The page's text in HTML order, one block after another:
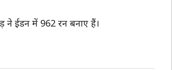
ने ईडन में 962 रन बनाए हैं।